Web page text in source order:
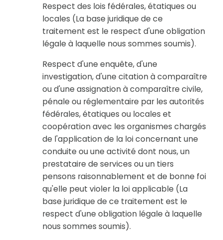
Respect des lois fédérales, étatiques ou
locales (La base juridique de ce
traitement est le respect d'une obligation
légale à laquelle nous sommes soumis).
Respect d'une enquête, d'une
investigation, d'une citation à comparaître
ou d'une assignation à comparaître civile,
pénale ou réglementaire par les autorités
fédérales, étatiques ou locales et
coopération avec les organismes chargés
de l'application de la loi concernant une
conduite ou une activité dont nous, un
prestataire de services ou un tiers
pensons raisonnablement et de bonne foi
qu'elle peut violer la loi applicable (La
base juridique de ce traitement est le
respect d'une obligation légale à laquelle
nous sommes soumis).